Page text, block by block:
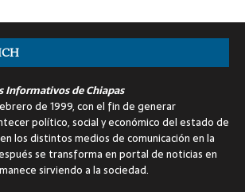
Informativos de Chiapas
de 1999, con el fin de generar
político, social y económico del estado de
los distintos medios de comunicación en la
se transforma en portal de noticias en
sirviendo a la sociedad.